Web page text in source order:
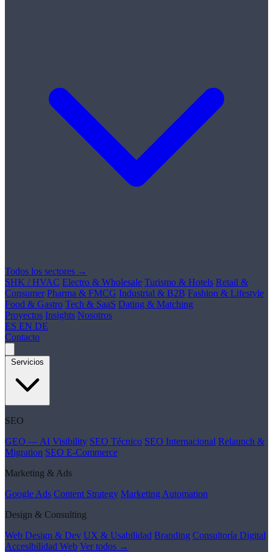
Todos los sectores →
SHK / HVAC Electro & Wholesale Turismo & Hotels Retail &
Consumer Pharma & FMCG Industrial & B2B Fashion & Lifestyle
Food & Gastro Tech & SaaS Dating & Matching
Proyectos Insights Nosotros
ES EN DE
Contacto
Servicios
SEO
GEO — AI Visibility SEO Técnico SEO Internacional Relaunch &
Migration SEO E-Commerce
Marketing & Ads
Google Ads Content Strategy Marketing Automation
Design & Consulting
Web Design & Dev UX & Usabilidad Branding Consultoría Digital
Accesibilidad Web Ver todos →